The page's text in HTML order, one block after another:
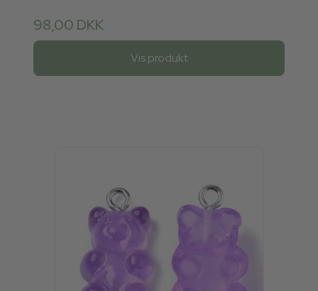
98,00 DKK
Vis produkt